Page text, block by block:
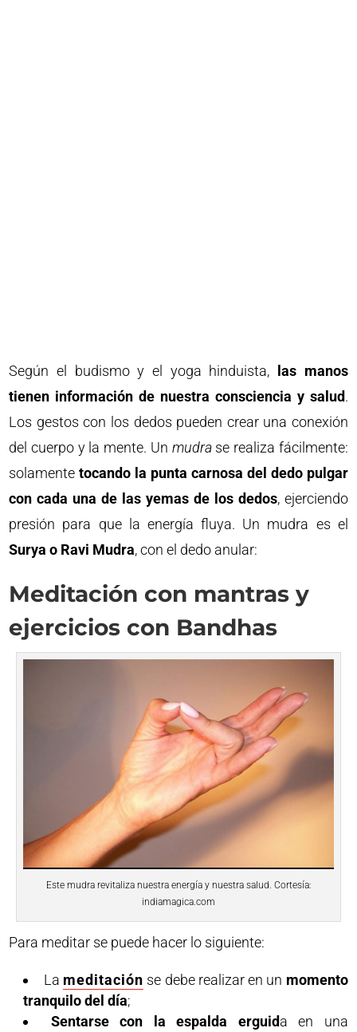
Según el budismo y el yoga hinduista, las manos
tienen información de nuestra consciencia y salud.
Los gestos con los dedos pueden crear una conexión
del cuerpo y la mente. Un mudrase realiza fácilmente:
solamentetocando la punta carnosa del dedo pulgar
con cada una de las yemas de los dedos, ejerciendo
presión para que la energía fluya. Un mudra es el
Surya o Ravi Mudra, con el dedo anular:
Meditación con mantras y
ejercicios con Bandhas
Este mudra revitaliza nuestra energía y nuestra salud. Cortesía:
indiamagica.com
Para meditar se puede hacer lo siguiente:
La meditación se debe realizar en un momento
tranquilo del día;
Sentarse con la espalda erguida en una